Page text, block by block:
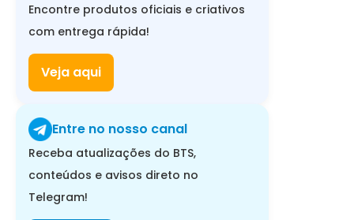
Encontre produtos oficiais e criativos
com entrega rápida!
Veja aqui
Entre no nosso canal
Receba atualizações do BTS,
conteúdos e avisos direto no
Telegram!